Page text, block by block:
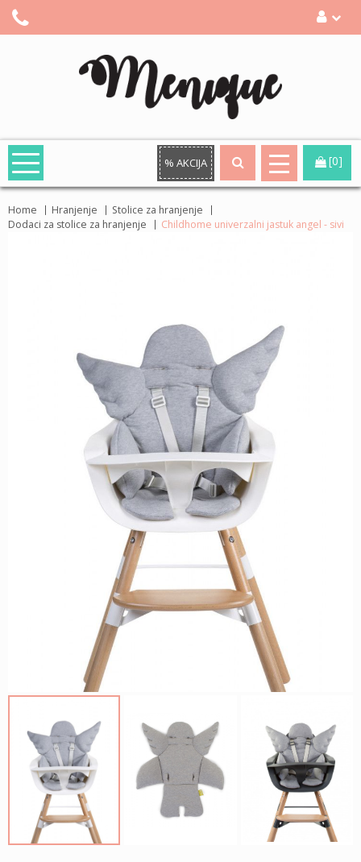
% AKCIJA [0]
Home Hranjenje
Stolice za hranjenje
Dodaci za stolice za hranjenje
Childhome univerzalni jastuk angel - sivi